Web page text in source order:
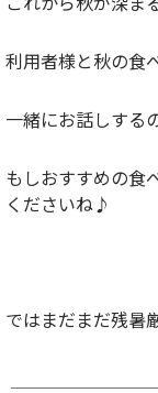
利用者様と秋の食
一緒にお話しする
もしおすすめの食
くださいね♪
ではまだまだ残暑